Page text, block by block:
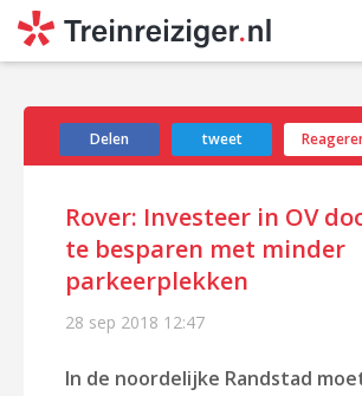
Delen tweet
Rover: Investeer in OV
te besparen met minder
parkeerplekken
28 sep 2018 12:47
In de noordelijke Randstad